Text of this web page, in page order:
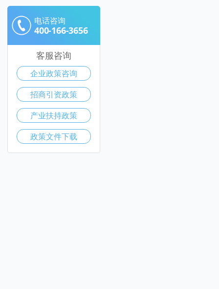
电话咨询
400-166-3656
客服咨询
企业政策咨询
招商引资政策
产业扶持政策
政策文件下载